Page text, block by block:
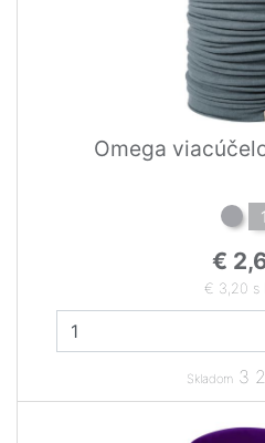
Omega
1
€
€ 3,20 s
Skladom3